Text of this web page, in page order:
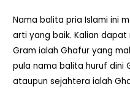
Nama balita pria Islami ini
arti yang baik. Kalian
Gram ialah Ghafur yang
pula nama balita huruf dini
ataupun sejahtera ialah
t
i
k
e
l